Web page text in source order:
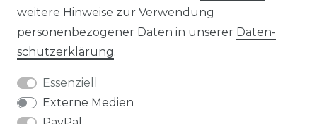
Wir versenden mit
weitere Hinweise zur Verwendung
personenbezogener Daten in unserer Daten­
schutz­erklärung.
Essenziell
Externe Medien